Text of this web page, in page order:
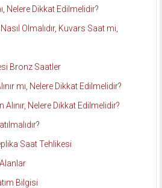
Nelere Dikkat Edilmelidir?
Olmalıdır, Kuvars Saat mi,
Bronz Saatler
mı, Nelere Dikkat Edilmelidir?
Nelere Dikkat Edilmelidir?
Saat Tehlikesi
Bilgisi